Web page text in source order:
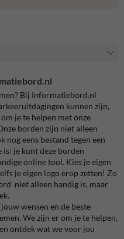
Bij Informatiebord.nl
kunnen zijn,
je te helpen met onze
borden zijn niet alleen
nog eens bestand tegen een
je kunt deze borden
online tool. Kies je eigen
je eigen logo erop zetten! Zo
niet alleen handig is, maar
wensen en de beste
We zijn er om je te helpen,
ontdek wat we voor jou